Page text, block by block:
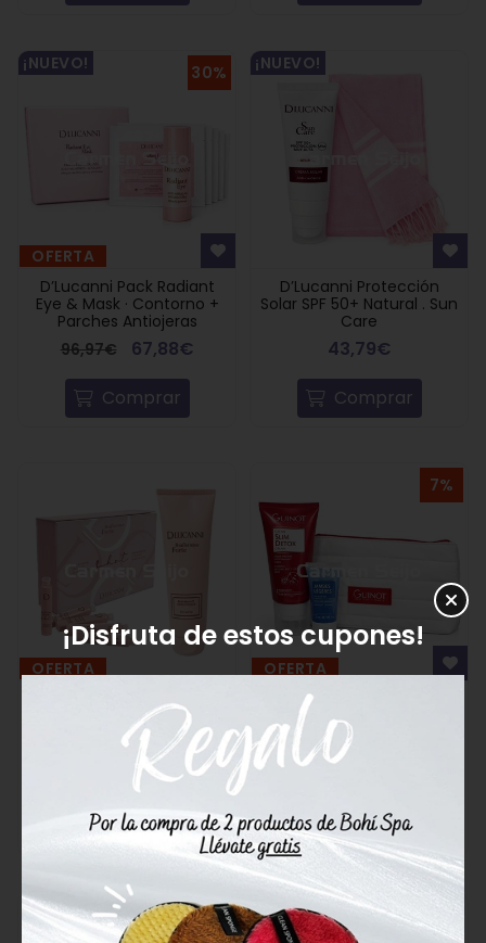
30%
OFERTA
¡NUEVO!
D’Lucanni Pack Radiant
Eye & Mask · Contorno +
Parches Antiojeras
96,97€
67,88€
Comprar
¡NUEVO!
D’Lucanni Protección
Solar SPF 50+ Natural . Sun
Care
43,79€
Comprar
OFERTA
D’Lucanni Pack Anti-
estrías y Reafirmante
Reaffermine Forte -
Crema y Shot
64,35€
Comprar
7%
OFERTA
Guinot Pack Crema
Drenante Slim Detox
70,80€
Comprar
¡Disfruta de estos cupones!